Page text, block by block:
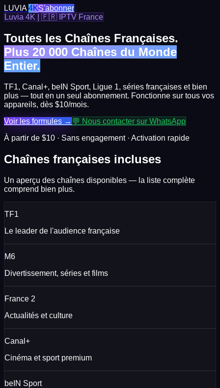
LUVIA 4KS'abonner
Luvia 4K | 🇫🇷 IPTV France
Toutes les Chaînes Françaises.
Plus 20 000 Chaînes du Monde
Entier.
TF1, Canal+, beIN Sport, Ligue 1, séries françaises et bien
plus — tout en un seul abonnement. Fonctionne sur tous vos
appareils, dès $10/mois.
Voir les formules → 💬 Nous contacter sur WhatsApp
À partir de $10 · Sans engagement · Activation rapide
Chaînes françaises incluses
Un aperçu des chaînes disponibles — la liste complète
comprend bien plus.
TF1
Le leader de l'audience française
M6
Divertissement, séries et films
France 2
Actualités et culture
Canal+
Cinéma et sport premium
beIN Sport